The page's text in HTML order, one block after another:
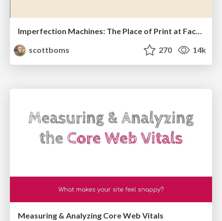
Imperfection Machines: The Place of Print at Facebook
scottboms
270 14k
Measuring & Analyzing Core Web Vitals